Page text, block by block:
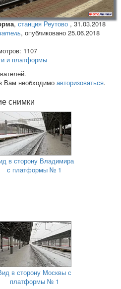
,станция Реутово ,31.03.2018
, опубликовано 25.06.2018
1107
и платформы
Вам необходимо авторизоваться.
снимки
в сторону Владимира
с платформы № 1
в сторону Москвы с
платформы № 1